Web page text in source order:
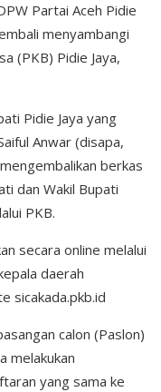
Partai Aceh Pidie
menyambangi
(PKB) Pidie Jaya,
Pidie Jaya yang
Anwar (disapa,
berkas
dan Wakil Bupati
PKB.
secara online melalui
daerah
sicakada.pkb.id
calon (Paslon)
melakukan
yang sama ke